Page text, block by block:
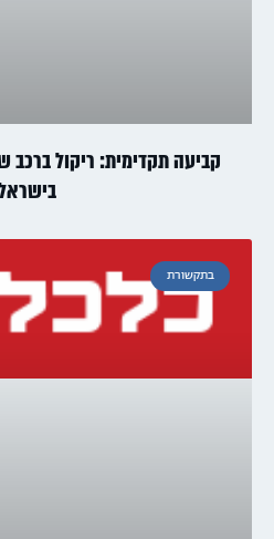
קביעה תקדימית: ריקול ברכב
בתקשורת